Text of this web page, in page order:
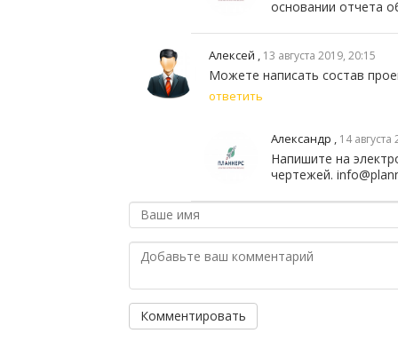
основании отчета
Алексей , 13 августа 2019, 20:15
Можете написать состав
ответить
Александр , 14
Напишите на
чертежей.
Комментировать